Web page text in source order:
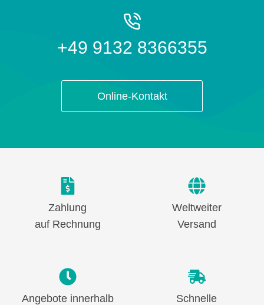
+49 9132 8366355
Online-Kontakt
Zahlung
auf Rechnung
Weltweiter
Versand
Angebote innerhalb
Schnelle